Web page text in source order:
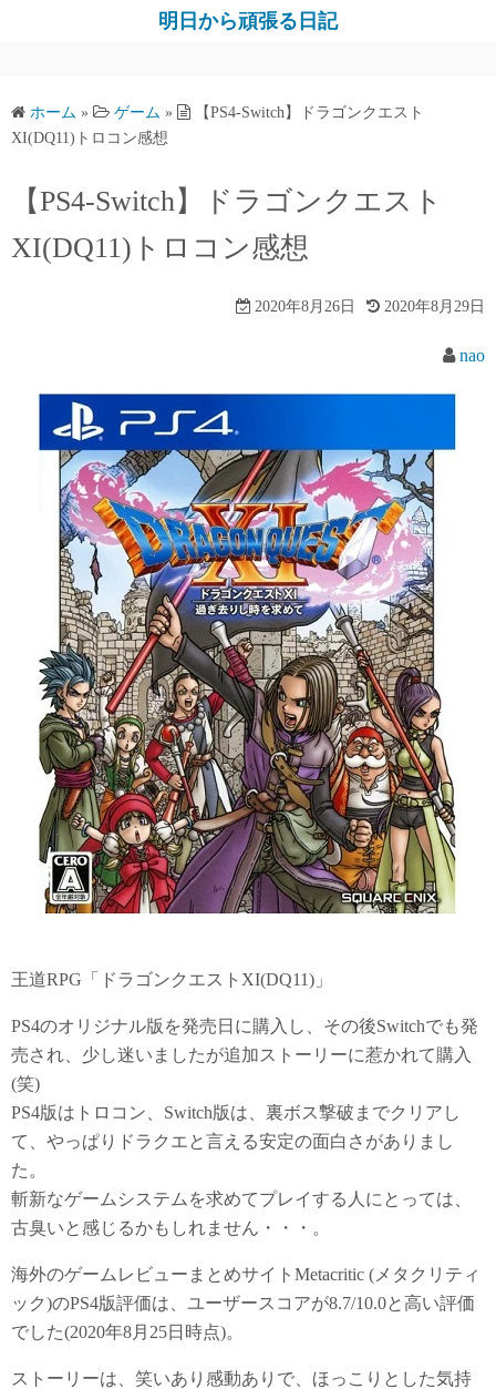
ツ
ッ
明日から頑張る日記
ホーム » ゲーム »
【PS4-Switch】ドラゴンクエスト
XI(DQ11)トロコン感想
【PS4-Switch】ドラゴンクエスト
XI(DQ11)トロコン感想
2020年8月26日 2020年8月29日
nao
王道RPG「ドラゴンクエストXI(DQ11)」
PS4のオリジナル版を発売日に購入し、その後Switchでも発
売され、少し迷いましたが追加ストーリーに惹かれて購入
(笑)
PS4版はトロコン、Switch版は、裏ボス撃破までクリアし
て、やっぱりドラクエと言える安定の面白さがありまし
た。
斬新なゲームシステムを求めてプレイする人にとっては、
古臭いと感じるかもしれません・・・。
海外のゲームレビューまとめサイトMetacritic (メタクリティ
ック)のPS4版評価は、ユーザースコアが8.7/10.0と高い評価
でした(2020年8月25日時点)。
ストーリーは、笑いあり感動ありで、ほっこりとした気持